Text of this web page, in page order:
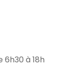
6h30 à 18h